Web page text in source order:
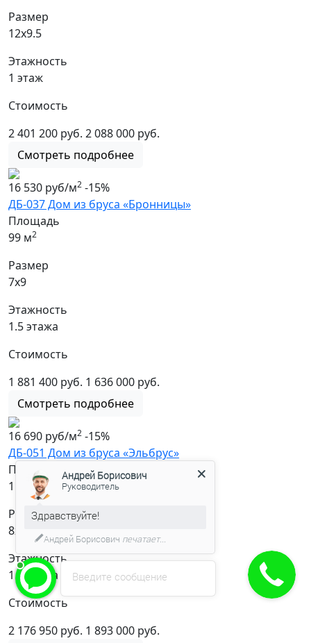
Размер
12х9.5
Этажность
1 этаж
Стоимость
2 401 200 руб. 2 088 000 руб.
Смотреть подробнее
16 530 руб/м2 -15%
ДБ-037 Дом из бруса «Бронницы»
Площадь
99 м2
Размер
7х9
Этажность
1.5 этажа
Стоимость
1 881 400 руб. 1 636 000 руб.
Смотреть подробнее
16 690 руб/м2 -15%
ДБ-051 Дом из бруса «Эльбрус»
Площадь
113.4 м2
Размер
8х8
Этажность
1.5 этажа
Стоимость
2 176 950 руб. 1 893 000 руб.
Введите сообщение
Андрей Борисович
Руководитель
Здравствуйте!
Андрей Борисович печатает...